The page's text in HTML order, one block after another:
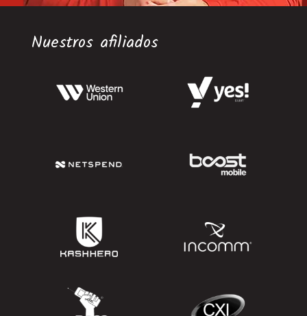
Nuestros afiliados